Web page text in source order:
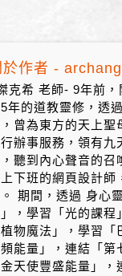
於作者 -
克希 老師- 9年前
年的道教靈修，透
曾為東方的天上
辦事服務，領有
聽到內心聲音的召
下班的網頁設計師
。 期間，透過 身心
，學習「光的課程
植物魔法」，學習
能量」，連結「第
天使豐盛能量」，